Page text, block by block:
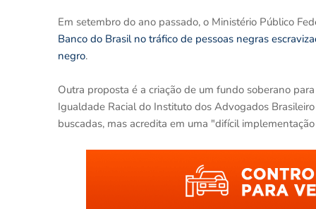
Em setembro do ano passado, o Ministério Público
Banco do Brasil no tráfico de pessoas negras
negro.
Outra proposta é a criação de um fundo soberano
Igualdade Racial do Instituto dos Advogados
buscadas, mas acredita em uma "difícil